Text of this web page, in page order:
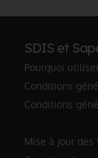
SDIS et
Pourquoi
Conditions
Conditions
Mise à jour des